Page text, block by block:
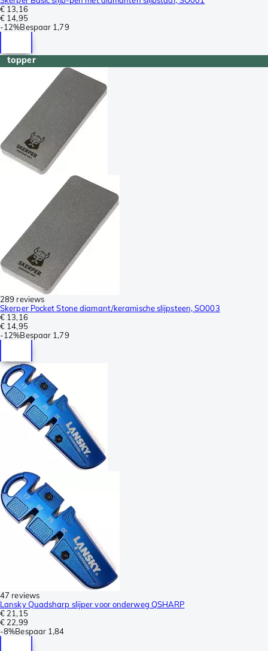
€ 13,16
€ 14,95
-12%Bespaar 1,79
topper
289 reviews
Skerper Pocket Stone diamant/keramische slijpsteen, SO003
€ 13,16
€ 14,95
-12%Bespaar 1,79
47 reviews
Lansky Quadsharp slijper voor onderweg QSHARP
€ 21,15
€ 22,99
-8%Bespaar 1,84